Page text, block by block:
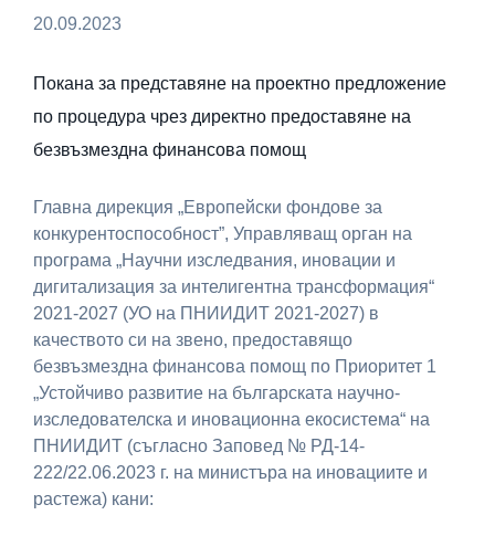
20.09.2023
Покана за представяне на проектно предложение
по процедура чрез директно предоставяне на
безвъзмездна финансова помощ
Главна дирекция „Европейски фондове за
конкурентоспособност”, Управляващ орган на
програма „Научни изследвания, иновации и
дигитализация за интелигентна трансформация“
2021-2027 (УО на ПНИИДИТ 2021-2027) в
качеството си на звено, предоставящо
безвъзмездна финансова помощ по Приоритет 1
„Устойчиво развитие на българската научно-
изследователска и иновационна екосистема“ на
ПНИИДИТ (съгласно Заповед № РД-14-
222/22.06.2023 г. на министъра на иновациите и
растежа) кани: